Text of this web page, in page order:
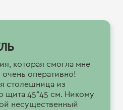
которая смогла мне
оперативно!
столешница из
щита 45*45 см. Никому
несущественный